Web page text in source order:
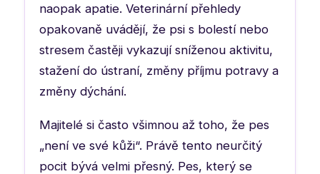
naopak apatie. Veterinární přehledy
opakovaně uvádějí, že psi s bolestí nebo
stresem častěji vykazují sníženou aktivitu,
stažení do ústraní, změny příjmu potravy a
změny dýchání.
Majitelé si často všimnou až toho, že pes
„není ve své kůži“. Právě tento neurčitý
pocit bývá velmi přesný. Pes, který se